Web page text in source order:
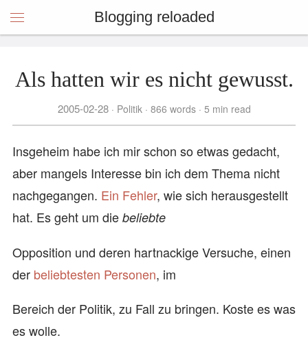
Blogging reloaded
Als hatten wir es nicht gewusst.
2005-02-28 Politik 866 words 5 min read
Insgeheim habe ich mir schon so etwas gedacht,
aber mangels Interesse bin ich dem Thema nicht
nachgegangen. Ein Fehler, wie sich herausgestellt
hat. Es geht um die beliebte
Opposition und deren hartnackige Versuche, einen
der beliebtesten Personen, im
Bereich der Politik, zu Fall zu bringen. Koste es was
es wolle.